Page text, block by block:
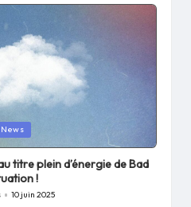
News
titre plein d’énergie de Bad
!
10 juin 2025